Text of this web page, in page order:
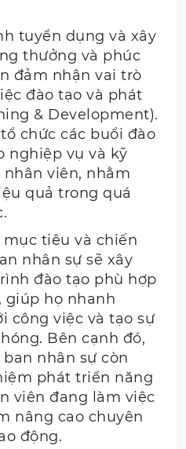
tuyển dụng và xây
thưởng và phúc
đảm nhận vai trò
đào tạo và phát
& Development).
chức các buổi đào
nghiệp vụ và kỹ
viên, nhằm
quả trong quá
tiêu và chiến
nhân sự sẽ xây
đào tạo phù hợp
giúp họ nhanh
công việc và tạo sự
Bên cạnh đó,
nhân sự còn
phát triển năng
viên đang làm việc
nâng cao chuyên
động.